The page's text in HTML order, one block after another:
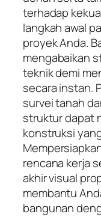
terhadap
langkah awal
proyek Anda.
mengabaikan
teknik demi
secara instan.
survei tanah
struktur dapat
konstruksi
rencana kerja
akhir visual
membantu
bangunan